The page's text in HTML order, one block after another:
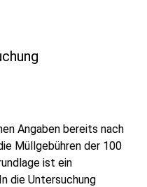
Angaben bereits nach
Müllgebühren der 100
ist ein
die Untersuchung